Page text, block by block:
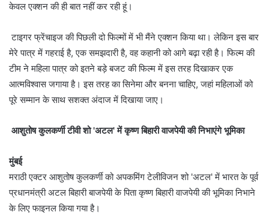
केवल एक्शन की ही बात नहीं कर रही हूं।
टाइगर फ्रेंचाइज की पिछली दो फिल्मों में भी मैंने एक्शन किया था। लेकिन इस बार
मेरे पात्र में गहराई है, एक समझदारी है, वह कहानी को आगे बढ़ा रही है। फिल्म की
टीम ने महिला पात्र को इतने बड़े बजट की फिल्म में इस तरह दिखाकर एक
आत्मविश्वास जगाया है। इस तरह का सिनेमा और बनना चाहिए, जहां महिलाओं को
पूरे सम्मान के साथ सशक्त अंदाज में दिखाया जाए।
आशुतोष कुलकर्णी टीवी शो 'अटल' में कृष्ण बिहारी वाजपेयी की निभाएंगे भूमिका
मुंबई
मराठी एक्टर आशुतोष कुलकर्णी को अपकमिंग टेलीविजन शो 'अटल' में भारत के पूर्व
प्रधानमंत्री अटल बिहारी बाजपेयी के पिता कृष्ण बिहारी वाजपेयी की भूमिका निभाने
के लिए फाइनल किया गया है।